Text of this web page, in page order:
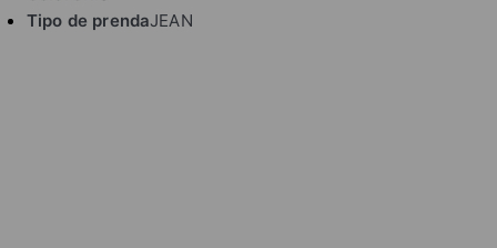
Tipo de prendaJEAN